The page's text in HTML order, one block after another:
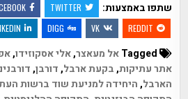
שתפו באמצעות: TWITTER
REDDIT
VK
DIGG
אל מעאצר,אלי אסקוזידו,
אתר עתיקות,בקעת ארבל,דורבן,
הארבל,היחידה למניעת שוד ברשות